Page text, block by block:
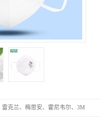
雷克兰、梅思安、霍尼韦尔、3M